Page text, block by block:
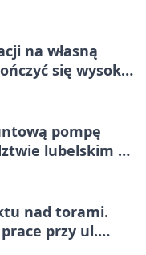
na własną
się wysoką
pompę
lubelskim -
nad torami.
przy ul.